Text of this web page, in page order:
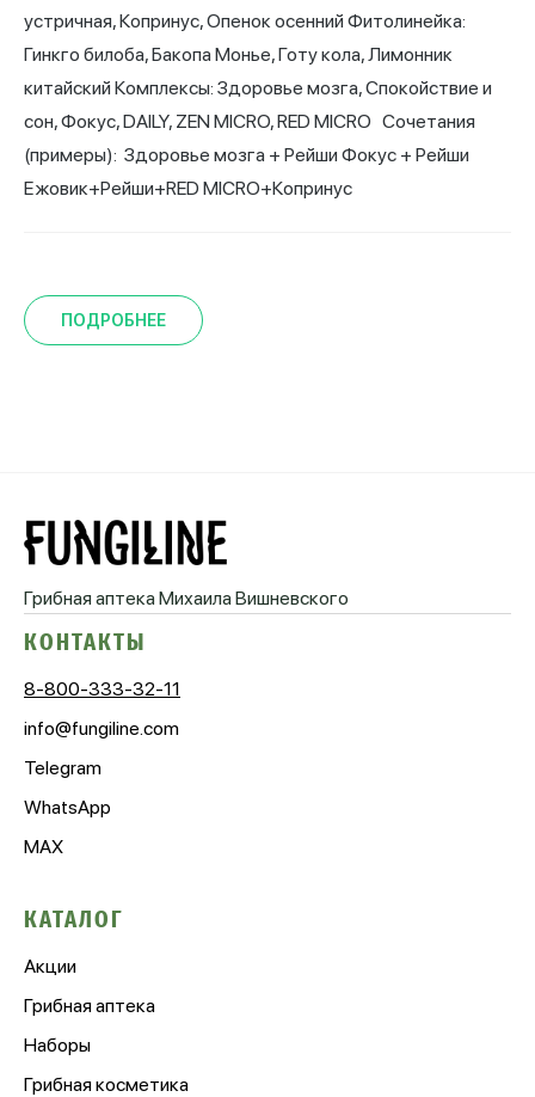
устричная, Копринус, Опенок осенний Фитолинейка:
Гинкго билоба, Бакопа Монье, Готу кола, Лимонник
китайский Комплексы: Здоровье мозга, Спокойствие и
сон, Фокус, DAILY, ZEN MICRO, RED MICRO Сочетания
(примеры): Здоровье мозга + Рейши Фокус + Рейши
Ежовик+Рейши+RED MICRO+Копринус
ПОДРОБНЕЕ
Грибная аптека Михаила Вишневского
КОНТАКТЫ
8-800-333-32-11
info@fungiline.com
Telegram
WhatsApp
MAX
КАТАЛОГ
Акции
Грибная аптека
Наборы
Грибная косметика